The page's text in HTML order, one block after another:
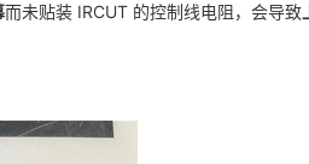
而未贴装 IRCUT 的控制线电阻，会导致